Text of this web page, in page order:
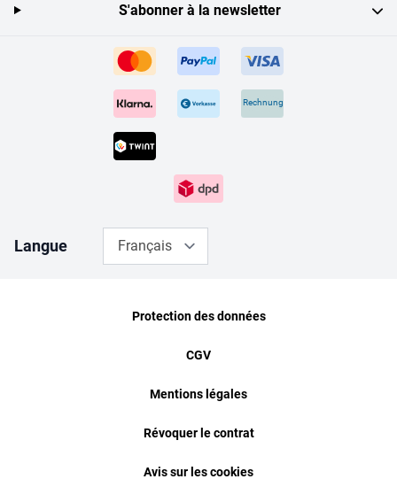
Rechnung
S'abonner à la newsletter
Langue Français
Protection des données
CGV
Mentions légales
Révoquer le contrat
Avis sur les cookies